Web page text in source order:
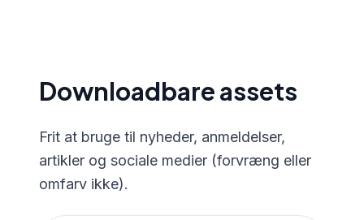
Downloadbare assets
Frit at bruge til nyheder, anmeldelser,
artikler og sociale medier (forvræng eller
omfarv ikke).